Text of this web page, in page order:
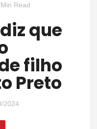
Read
filho
Preto
2024